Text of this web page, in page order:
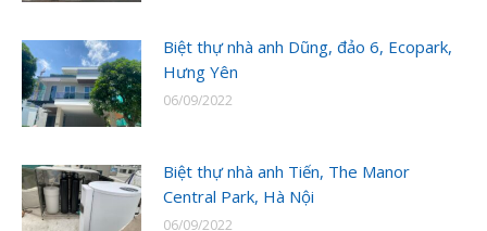
Biệt thự nhà anh Dũng, đảo 6, Ecopark,
Hưng Yên
06/09/2022
Biệt thự nhà anh Tiến, The Manor
Central Park, Hà Nội
06/09/2022